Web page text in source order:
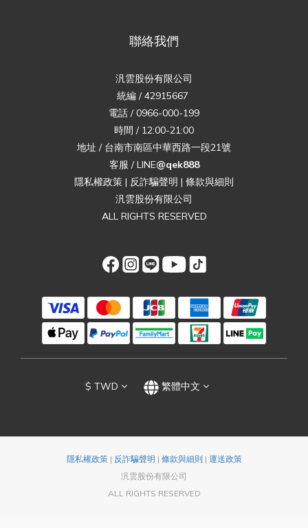
聯絡我們
汎雲股份有限公司
統編 / 42915667
電話 / 0966-000-199
時間 / 12:00-21:00
地址 / 台南市南區中華西路一段21號
客服 / LINE@qek888
隱私權政策 | 反詐騙聲明 | 條款與細則
汎雲股份有限公司
ALL RIGHTS RESERVED
$ TWD 繁體中文
隱私權政策| 反詐騙聲明 | 條款與細則 | 運送政策
汎雲股份有限公司
ALL RIGHTS RESERVED